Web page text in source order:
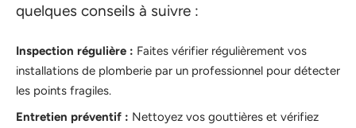
quelques conseils à suivre :
Inspection régulière : Faites vérifier régulièrement vos
installations de plomberie par un professionnel pour détecter
les points fragiles.
Entretien préventif : Nettoyez vos gouttières et vérifiez